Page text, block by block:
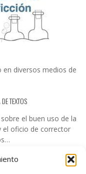
en diversos medios de
TEXTOS
el buen uso de la
el oficio de corrector